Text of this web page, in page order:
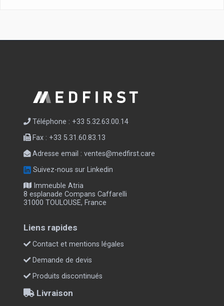
Téléphone : +33 5.32.63.00.14
Fax : +33 5.31.60.83.13
Adresse email :ventes@medfirst.care
Suivez-nous sur Linkedin
Immeuble Atria
8 esplanade Compans Caffarelli
31000 TOULOUSE, France
Liens rapides
Contact et mentions légales
Demande de devis
Produits discontinués
Livraison